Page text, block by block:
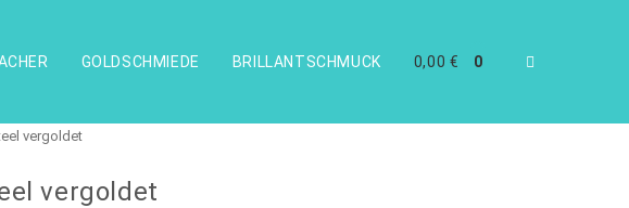
GOLDSCHMIEDE BRILLANTSCHMUCK 0,00 € 0
vergoldet
vergoldet